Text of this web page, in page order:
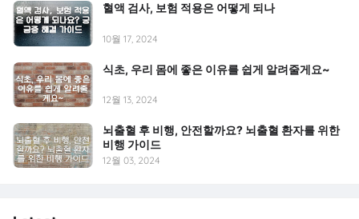
혈액 검사, 보험 적용은 어떻게 되나
10월 17, 2024
식초, 우리 몸에 좋은 이유를 쉽게 알려줄게요~
12월 13, 2024
뇌출혈 후 비행, 안전할까요? 뇌출혈 환자를 위한
비행 가이드
12월 03, 2024